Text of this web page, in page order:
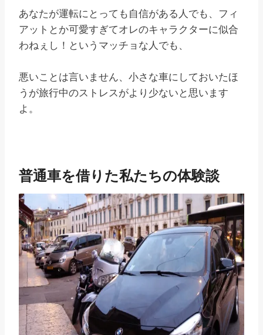
あなたが運転にとっても自信がある人でも、フィ
アットとか可愛すぎてオレのキャラクターに似合
わねぇし！というマッチョな人でも、
悪いことは言いません、小さな車にしておいたほ
うが旅行中のストレスがより少ないと思います
よ。
普通車を借りた私たちの体験談